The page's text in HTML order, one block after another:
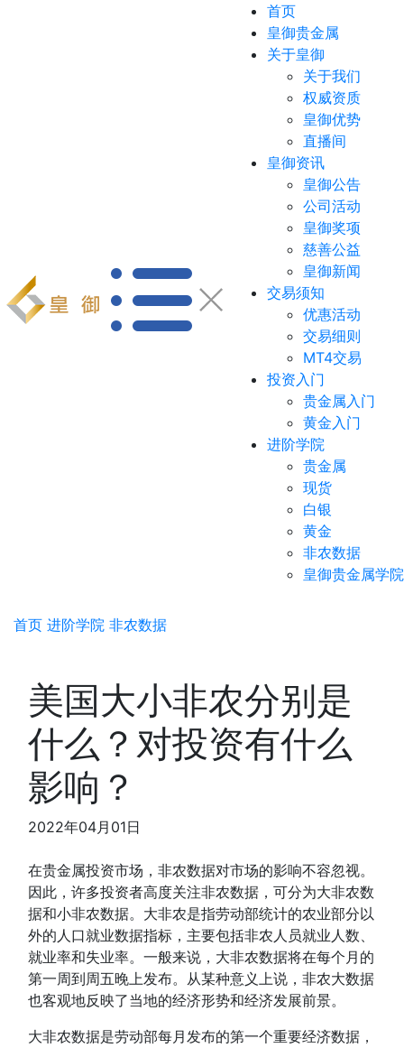
首页
皇御贵金属
关于皇御
关于我们
权威资质
皇御优势
直播间
皇御资讯
皇御公告
公司活动
皇御奖项
慈善公益
皇御新闻
交易须知
优惠活动
交易细则
MT4交易
投资入门
贵金属入门
黄金入门
进阶学院
贵金属
现货
白银
黄金
非农数据
皇御贵金属学院
首页 进阶学院 非农数据
美国大小非农分别是
什么？对投资有什么
影响？
2022年04月01日
在贵金属投资市场，非农数据对市场的影响不容忽视。
因此，许多投资者高度关注非农数据，可分为大非农数
据和小非农数据。大非农是指劳动部统计的农业部分以
外的人口就业数据指标，主要包括非农人员就业人数、
就业率和失业率。一般来说，大非农数据将在每个月的
第一周到周五晚上发布。从某种意义上说，非农大数据
也客观地反映了当地的经济形势和经济发展前景。
大非农数据是劳动部每月发布的第一个重要经济数据，